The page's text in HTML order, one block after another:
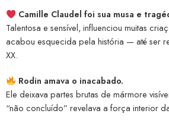
Camille Claudel foi sua musa e
Talentosa e sensível, influenciou muitas
acabou esquecida pela história — até ser
XX.
Rodin amava o inacabado.
Ele deixava partes brutas de mármore
“não concluído” revelava a força interior